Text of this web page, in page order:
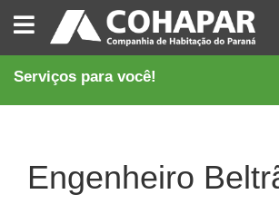
COMPANHIA
DE
HABITAÇÃO
DO
Serviços para você!
Engenheiro